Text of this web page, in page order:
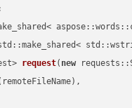
request( new